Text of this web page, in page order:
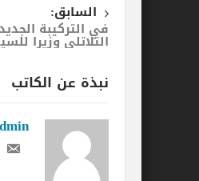
السابق:
في التركيبة
التلاتلي وزيرا
نبذة عن الكاتب